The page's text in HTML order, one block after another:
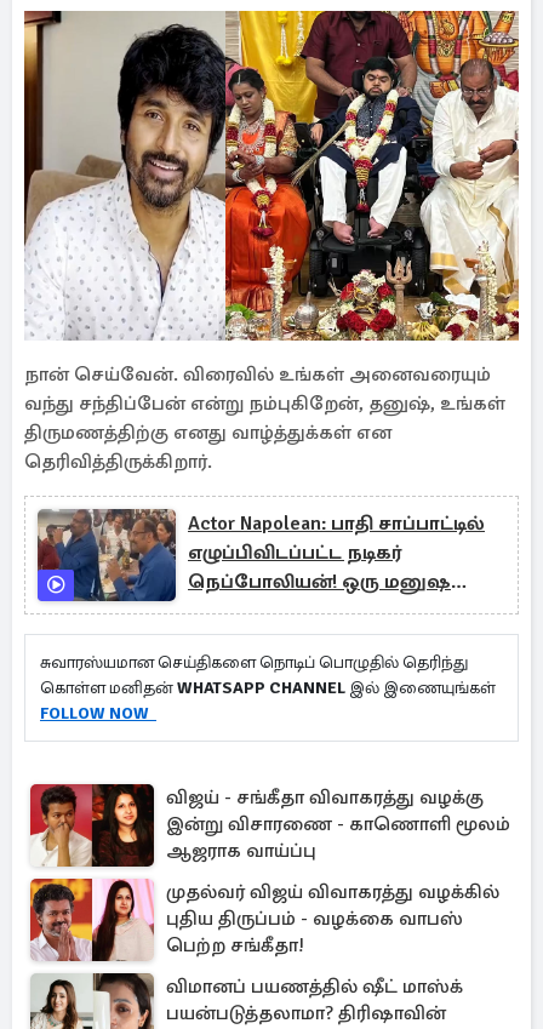
நான் செய்வேன். விரைவில் உங்கள் அனைவரையும்
வந்து சந்திப்பேன் என்று நம்புகிறேன், தனுஷ், உங்கள்
திருமணத்திற்கு எனது வாழ்த்துக்கள் என
தெரிவித்திருக்கிறார்.
Actor Napolean: பாதி சாப்பாட்டில்
எழுப்பிவிடப்பட்ட நடிகர்
நெப்போலியன்! ஒரு மனுஷனை
இப்படியா செய்றது?
சுவாரஸ்யமான செய்திகளை நொடிப் பொழுதில் தெரிந்து
கொள்ள மனிதன்WHATSAPP CHANNEL இல் இணையுங்கள்
FOLLOW NOW
விஜய் - சங்கீதா விவாகரத்து வழக்கு
இன்று விசாரணை - காணொளி மூலம்
ஆஜராக வாய்ப்பு
முதல்வர் விஜய் விவாகரத்து வழக்கில்
புதிய திருப்பம் - வழக்கை வாபஸ்
பெற்ற சங்கீதா!
விமானப் பயணத்தில் ஷீட் மாஸ்க்
பயன்படுத்தலாமா? திரிஷாவின்